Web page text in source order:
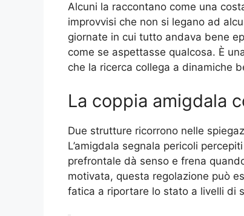
Alcuni la raccontano come una
improvvisi che non si legano ad
giornate in cui tutto andava bene
come se aspettasse qualcosa. È
che la ricerca collega a dinamiche
La coppia amigdala
Due strutture ricorrono nelle
L’amigdala segnala pericoli
prefrontale dà senso e frena
motivata, questa regolazione può
fatica a riportare lo stato a livelli di